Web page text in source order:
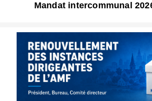
Mandat intercommunal